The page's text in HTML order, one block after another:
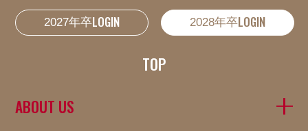
TOP
2027年卒LOGIN 2028年卒LOGIN
ABOUT US